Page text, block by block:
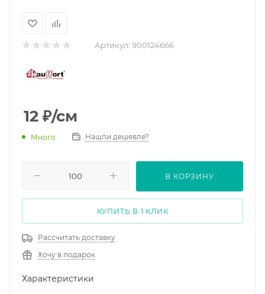
Артикул: 900124666
12 ₽/см
Много Нашли дешевле?
В КОРЗИНУ
КУПИТЬ В 1 КЛИК
Рассчитать доставку
Хочу в подарок
Характеристики